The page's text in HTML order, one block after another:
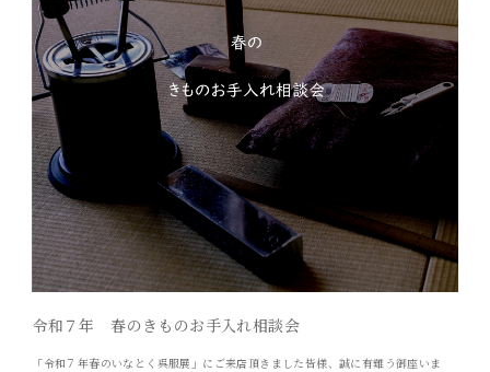
令和７年 春のきものお手入れ相談会
「令和７年春のいなとく呉服展」にご来店頂きました皆様、誠に有難う御座いま